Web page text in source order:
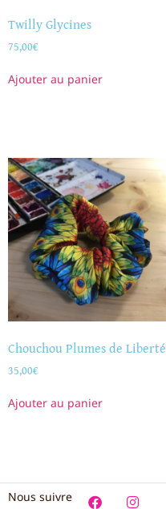
Twilly Glycines
75,00€
Ajouter au panier
Chouchou Plumes de Liberté
35,00€
Ajouter au panier
Nous suivre